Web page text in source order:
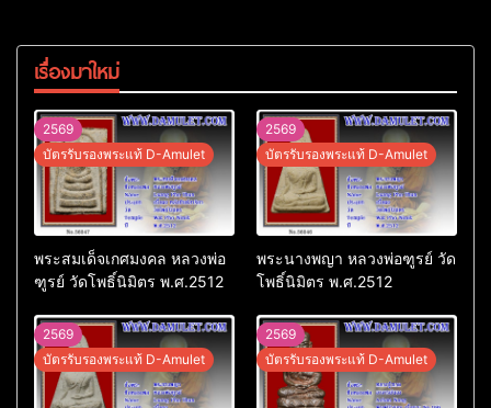
เรื่องมาใหม่
2569
บัตรรับรองพระแท้ D-Amulet
พระสมเด็จเกศมงคล หลวงพ่อ
ฑูรย์ วัดโพธิ์นิมิตร พ.ศ.2512
2569
บัตรรับรองพระแท้ D-Amulet
พระนางพญา หลวงพ่อฑูรย์ วัด
โพธิ์นิมิตร พ.ศ.2512
2569
บัตรรับรองพระแท้ D-Amulet
2569
บัตรรับรองพระแท้ D-Amulet